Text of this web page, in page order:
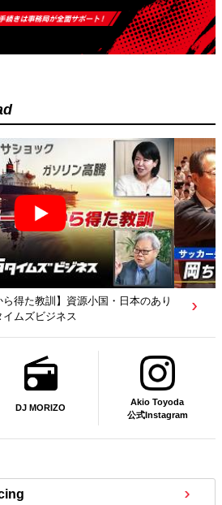
武史さんが“特別授業”で語ったこと
監督｜トヨタイムズニュース
DJ MORIZO
Akio Toyoda
公式Instagram